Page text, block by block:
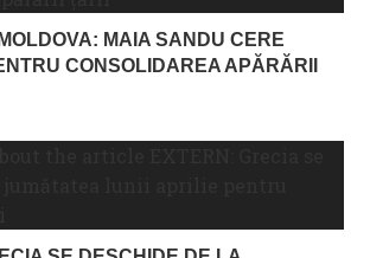
MAIA SANDU CERE
CONSOLIDAREA APĂRĂRII